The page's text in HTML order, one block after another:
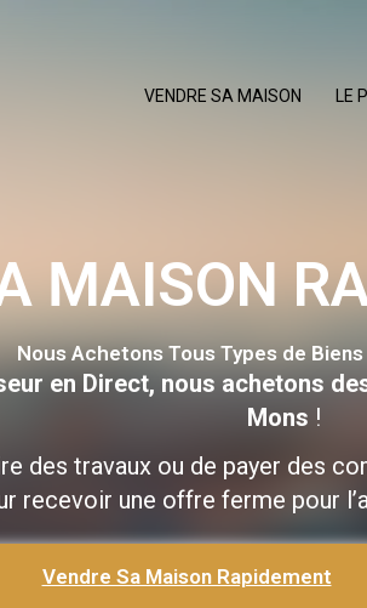
VENDRE SA MAISON LE
MAISON
Nous Achetons Tous Types de
en Direct, nous achetons
Mons !
des travaux ou de payer des
recevoir une offre ferme pour
Vendre Sa Maison Rapidement